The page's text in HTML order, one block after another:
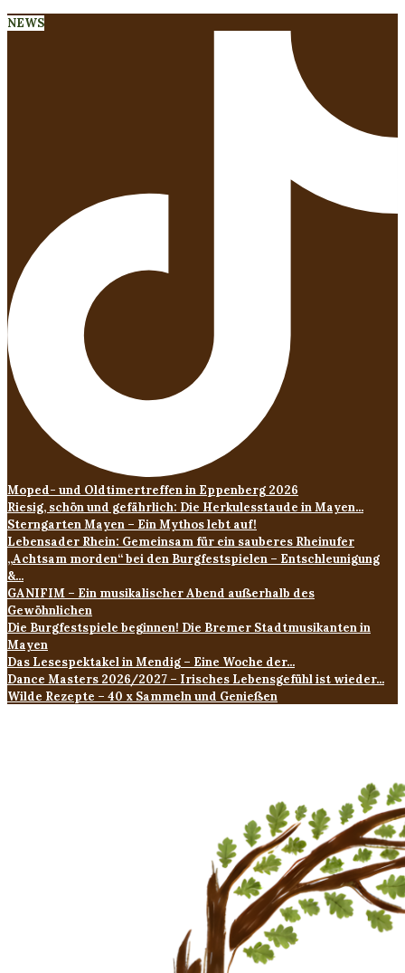
NEWS
Moped- und Oldtimertreffen in Eppenberg 2026
Riesig, schön und gefährlich: Die Herkulesstaude in Mayen...
Sterngarten Mayen – Ein Mythos lebt auf!
Lebensader Rhein: Gemeinsam für ein sauberes Rheinufer
„Achtsam morden“ bei den Burgfestspielen – Entschleunigung
&...
GANIFIM – Ein musikalischer Abend außerhalb des
Gewöhnlichen
Die Burgfestspiele beginnen! Die Bremer Stadtmusikanten in
Mayen
Das Lesespektakel in Mendig – Eine Woche der...
Dance Masters 2026/2027 – Irisches Lebensgefühl ist wieder...
Wilde Rezepte – 40 x Sammeln und Genießen